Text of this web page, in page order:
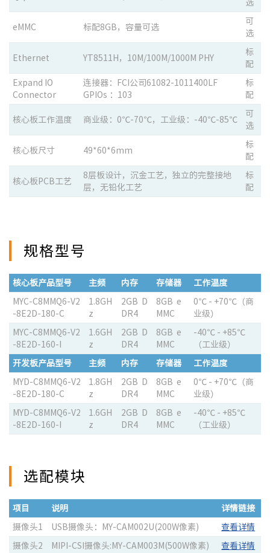
选
eMMC 标配8GB，容量可选
可
选
Ethernet YT8511H，10M/100M/1000M PHY
标
配
Expand IO
Connector
连接器：FCI公司61082-1011400LF
GPIOs ：103
标
配
核心板工作温度 商业级：0℃-70℃，工业级：-40℃-85℃
可
选
核心板尺寸 49*60*6mm
标
配
核心板PCB工艺
8层板设计，沉金工艺，独立的完整接地
层，无铅化工艺
标
配
规格型号
核心板产品型号 主频 内存 存储器 工作温度
MYC-C8MMQ6-V2
-8E2D-180-C
1.8GH
z
2GB D
DR4
8GB e
MMC
0℃ - +70℃（商
业级）
MYC-C8MMQ6-V2
-8E2D-160-I
1.6GH
z
2GB D
DR4
8GB e
MMC
-40℃ - +85℃
（工业级）
开发板产品型号 主频 内存 存储器 工作温度
MYD-C8MMQ6-V2
-8E2D-180-C
1.8GH
z
2GB D
DR4
8GB e
MMC
0℃ - +70℃（商
业级）
MYD-C8MMQ6-V2
-8E2D-160-I
1.6GH
z
2GB D
DR4
8GB e
MMC
-40℃ - +85℃
（工业级）
选配模块
项目 说明 详情链接
摄像头1 USB摄像头：MY-CAM002U(200W像素) 查看详情
摄像头2 MIPI-CSI摄像头:MY-CAM003M(500W像素) 查看详情